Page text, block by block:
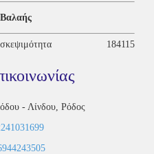
184115
- Λίνδου, Ρόδος